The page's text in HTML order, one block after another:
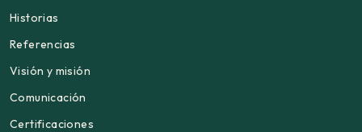
Historias
Referencias
Visión y misión
Comunicación
Certificaciones